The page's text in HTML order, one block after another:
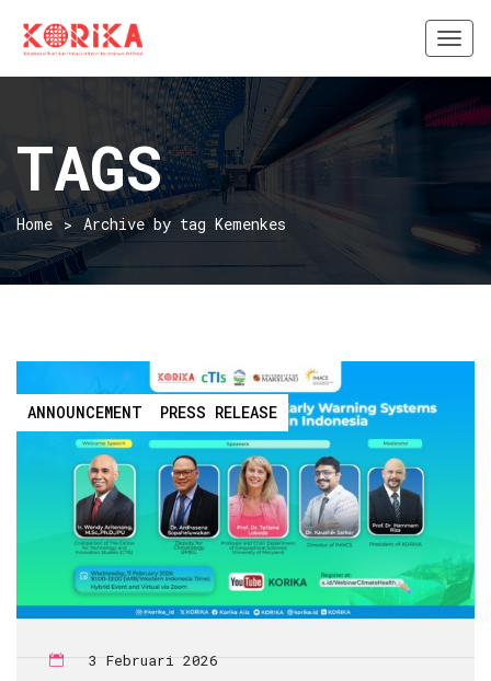
TAGS
Home Archive by tag Kemenkes
ANNOUNCEMENT PRESS RELEASE
3 Februari 2026